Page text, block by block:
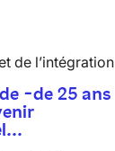
de l’intégration
-de 25 ans